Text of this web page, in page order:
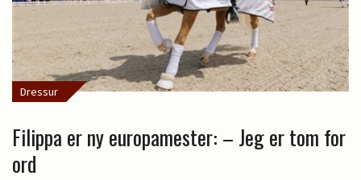
Dressur
Filippa er ny europamester: – Jeg er tom for
ord